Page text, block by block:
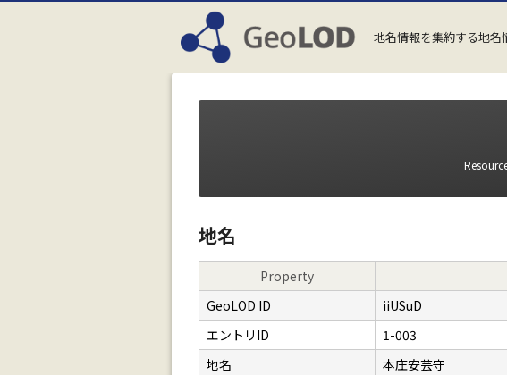
地名情報を集約する地名
地名
Property
GeoLOD ID
iiUSuD
エントリID
1-003
地名
本庄安芸守